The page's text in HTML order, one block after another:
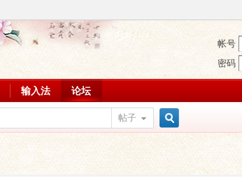
帐号
密码
输入法 论坛
帖子